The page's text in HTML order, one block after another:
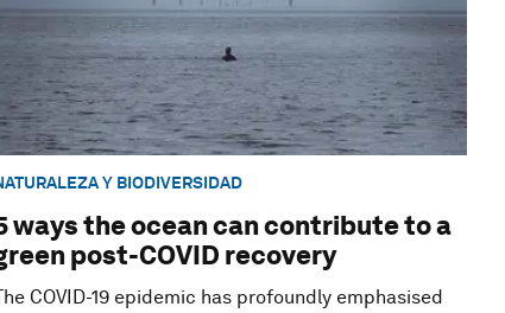
Y BIODIVERSIDAD
ways the ocean can contribute to a
post-COVID recovery
COVID-19 epidemic has profoundly emphasised